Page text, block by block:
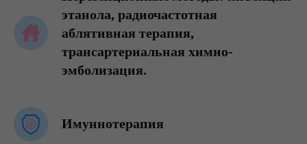
этанола, радиочастотная
аблятивная терапия,
трансартериальная химио-
эмболизация.
Имуннотерапия